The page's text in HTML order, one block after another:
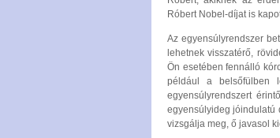
Róbert Nobel-díjat is
Az egyensúlyrendszer
lehetnek visszatérő,
Ön esetében fennálló
például a belsőfülben
egyensúlyrendszert
egyensúlyideg jóindulatú
vizsgálja meg, ő javasol